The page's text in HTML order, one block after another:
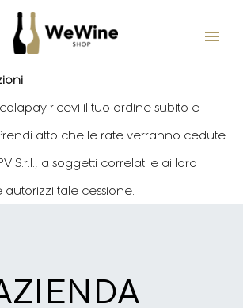
ricevi il tuo ordine subito e
atto che le rate verranno cedute
S.r.l., a soggetti correlati e ai loro
autorizzi tale cessione.